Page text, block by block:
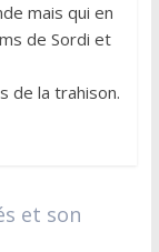
mais qui en
de Sordi et
de la trahison.
et son